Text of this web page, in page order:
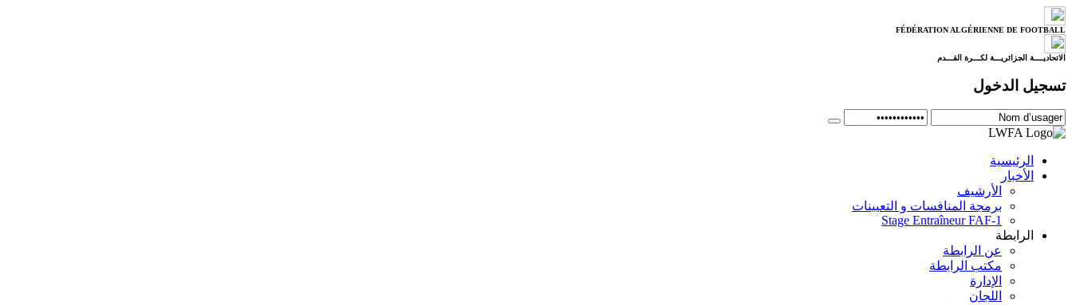
FÉDÉRATION ALGÉRIENNE DE FOOTBALL
الاتحاديــــة الجزائريـــة لكـــرة القـــدم
تسجيل الدخول
الرئيسية
الأخبار
الأرشيف
برمجة المنافسات و التعيينات
Stage Entraîneur FAF-1
الرابطة
عن الرابطة
مكتب الرابطة
الإدارة
اللجان